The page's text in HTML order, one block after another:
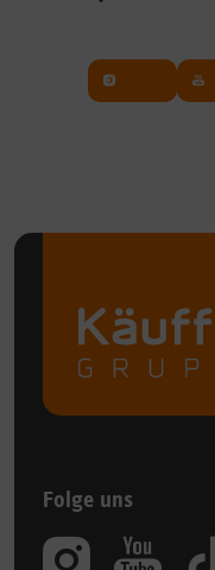
Folge uns